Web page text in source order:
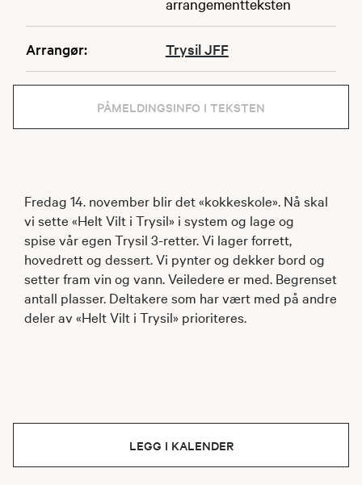
Arrangør: Trysil JFF
PÅMELDINGSINFO I TEKSTEN
Fredag 14. november blir det «kokkeskole». Nå skal
vi sette «Helt Vilt i Trysil» i system og lage og
spise vår egen Trysil 3-retter. Vi lager forrett,
hovedrett og dessert. Vi pynter og dekker bord og
setter fram vin og vann. Veiledere er med. Begrenset
antall plasser. Deltakere som har vært med på andre
deler av «Helt Vilt i Trysil» prioriteres.
LEGG I KALENDER